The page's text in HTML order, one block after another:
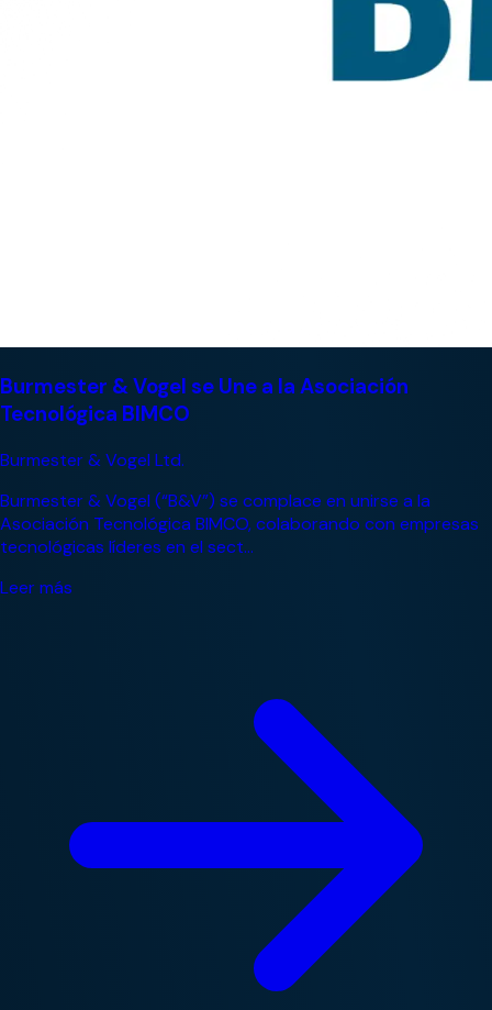
Burmester & Vogel se Une a la Asociación
Tecnológica BIMCO
Burmester & Vogel Ltd.
Burmester & Vogel (“B&V”) se complace en unirse a la
Asociación Tecnológica BIMCO, colaborando con empresas
tecnológicas líderes en el sect...
Leer más